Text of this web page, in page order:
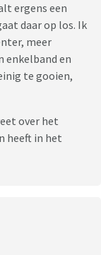
ergens een
daar op los. Ik
meer
enkelband en
te gooien,
over het
heeft in het